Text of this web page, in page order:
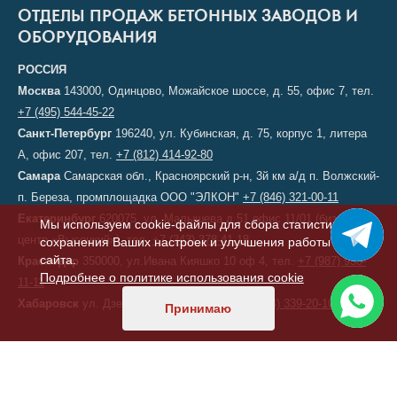
ОТДЕЛЫ ПРОДАЖ БЕТОННЫХ ЗАВОДОВ И
ОБОРУДОВАНИЯ
РОССИЯ
Москва143000, Одинцово, Можайское шоссе, д. 55, офис 7, тел.
+7 (495) 544-45-22
Санкт-Петербург 196240, ул. Кубинская, д. 75, корпус 1, литера
А, офис 207, тел. +7 (812) 414-92-80
СамараСамарская обл., Красноярский р-н, 3й км а/д п. Волжский-
п. Береза, промплощадка ООО "ЭЛКОН" +7 (846) 321-00-11
Екатеринбург 620075, ул. Малышева д.51 офис 11/01 (бизнес-
центр «Высоцкий»), тел. +7 (343) 378-41-18
Краснодар 350000, ул.Ивана Кияшко 10 оф 4, тел. +7 (987) 950-
11-11
Хабаровск ул. Дзержинского, д. 6, тел. +7 (914) 339-20-10
Мы используем cookie-файлы для сбора статистики,
сохранения Ваших настроек и улучшения работы
сайта.
Подробнее о политике использования cookie
Принимаю